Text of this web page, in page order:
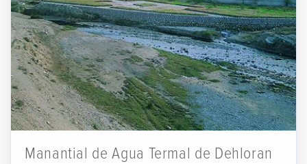
Manantial de Agua Termal de Dehloran